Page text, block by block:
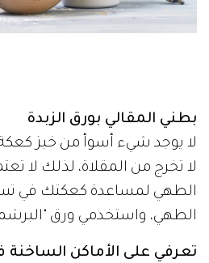
بطني المقالي بورق الزبدة
لا يوجد شيء أسوأ من خبز كعكة
لا تخرج من المقلاة، لذلك لا
الطهي لمساعدة كعكتك في
الطهي، واستخدمي ورق
تعرفي على الأماكن الساخنة